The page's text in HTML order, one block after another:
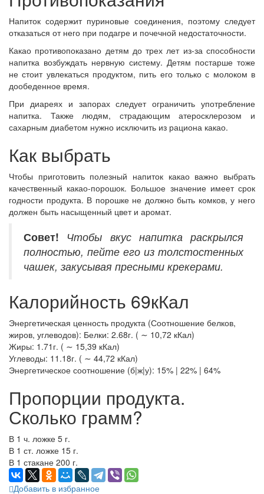
Напиток содержит пуриновые соединения, поэтому следует
отказаться от него при подагре и почечной недостаточности.
Какао противопоказано детям до трех лет из-за способности
напитка возбуждать нервную систему. Детям постарше тоже
не стоит увлекаться продуктом, пить его только с молоком в
дообеденное время.
При диареях и запорах следует ограничить употребление
напитка. Также людям, страдающим атеросклерозом и
сахарным диабетом нужно исключить из рациона какао.
Как выбрать
Чтобы приготовить полезный напиток какао важно выбрать
качественный какао-порошок. Большое значение имеет срок
годности продукта. В порошке не должно быть комков, у него
должен быть насыщенный цвет и аромат.
Совет! Чтобы вкус напитка раскрылся
полностью, пейте его из толстостенных
чашек, закусывая пресными крекерами.
Калорийность 69кКал
Энергетическая ценность продукта (Соотношение белков,
жиров, углеводов): Белки: 2.68г. ( ∼ 10,72 кКал)
Жиры: 1.71г. ( ∼ 15,39 кКал)
Углеводы: 11.18г. ( ∼ 44,72 кКал)
Энергетическое соотношение (б|ж|у): 15% | 22% | 64%
Пропорции продукта.
Сколько грамм?
В 1 ч. ложке 5 г.
В 1 ст. ложке 15 г.
В 1 стакане 200 г.
Добавить в избранное